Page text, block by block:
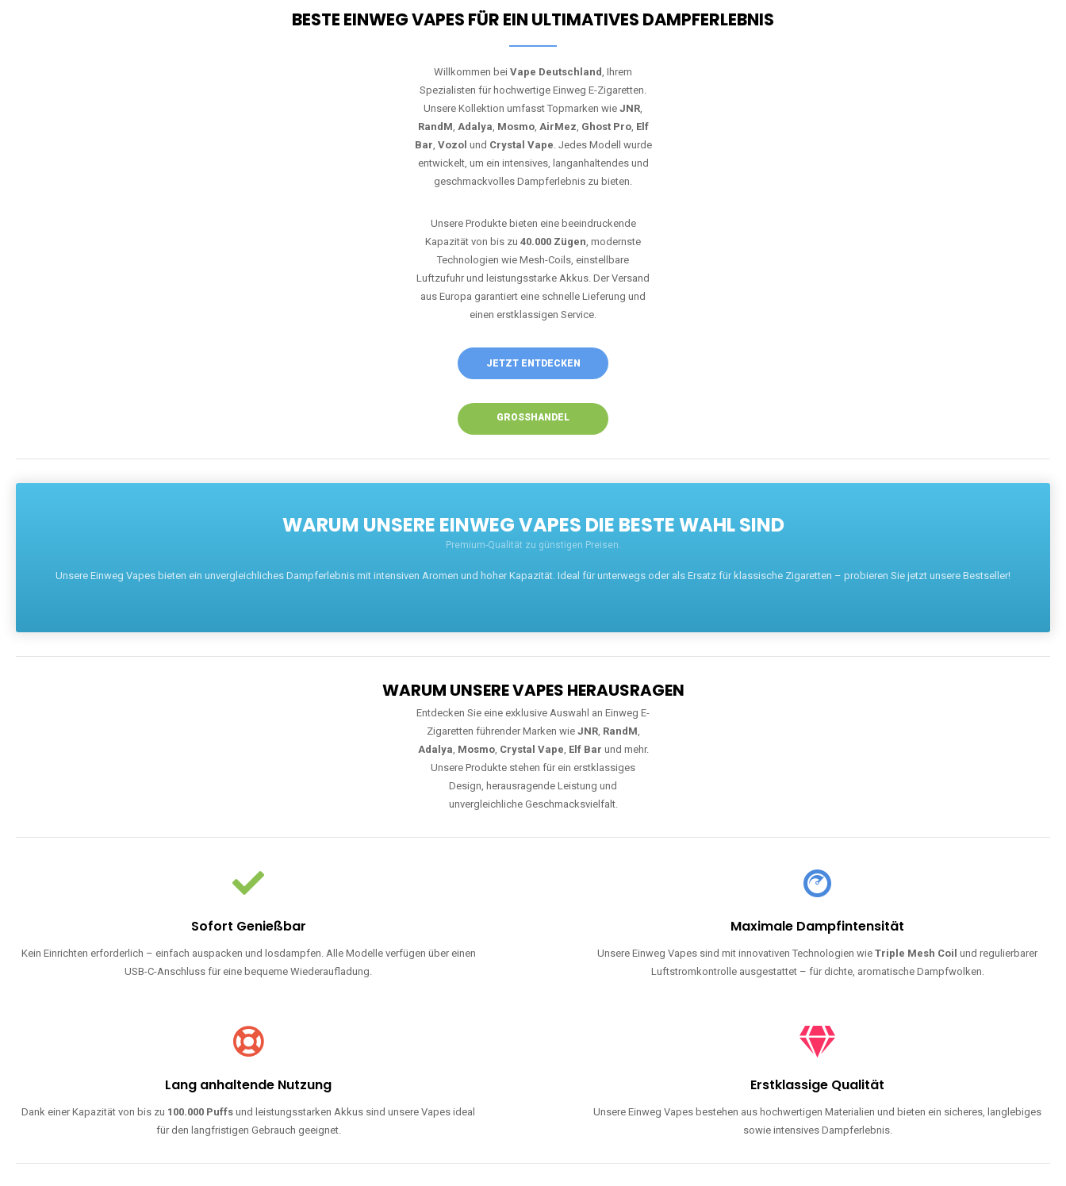
BESTE EINWEG VAPES FÜR EIN ULTIMATIVES DAMPFERLEBNIS
Willkommen bei Vape Deutschland, Ihrem
Spezialisten für hochwertige Einweg E-Zigaretten.
Unsere Kollektion umfasst Topmarken wie JNR,
RandM, Adalya, Mosmo, AirMez, Ghost Pro, Elf
Bar, Vozol und Crystal Vape. Jedes Modell wurde
entwickelt, um ein intensives, langanhaltendes und
geschmackvolles Dampferlebnis zu bieten.
Unsere Produkte bieten eine beeindruckende
Kapazität von bis zu 40.000 Zügen, modernste
Technologien wie Mesh-Coils, einstellbare
Luftzufuhr und leistungsstarke Akkus. Der Versand
aus Europa garantiert eine schnelle Lieferung und
einen erstklassigen Service.
JETZT ENTDECKEN
GROSSHANDEL
WARUM UNSERE EINWEG VAPES DIE BESTE WAHL SIND
Premium-Qualität zu günstigen Preisen.
Unsere Einweg Vapes bieten ein unvergleichliches Dampferlebnis mit intensiven Aromen und hoher Kapazität. Ideal für unterwegs oder als Ersatz für klassische Zigaretten – probieren Sie jetzt unsere Bestseller!
WARUM UNSERE VAPES HERAUSRAGEN
Entdecken Sie eine exklusive Auswahl an Einweg E-
Zigaretten führender Marken wie JNR, RandM,
Adalya, Mosmo, Crystal Vape, Elf Bar und mehr.
Unsere Produkte stehen für ein erstklassiges
Design, herausragende Leistung und
unvergleichliche Geschmacksvielfalt.
Sofort Genießbar
Kein Einrichten erforderlich – einfach auspacken und losdampfen. Alle Modelle verfügen über einen
USB-C-Anschluss für eine bequeme Wiederaufladung.
Maximale Dampfintensität
Unsere Einweg Vapes sind mit innovativen Technologien wieTriple Mesh Coil und regulierbarer
Luftstromkontrolle ausgestattet – für dichte, aromatische Dampfwolken.
Lang anhaltende Nutzung
Dank einer Kapazität von bis zu 100.000 Puffs und leistungsstarken Akkus sind unsere Vapes ideal
für den langfristigen Gebrauch geeignet.
Erstklassige Qualität
Unsere Einweg Vapes bestehen aus hochwertigen Materialien und bieten ein sicheres, langlebiges
sowie intensives Dampferlebnis.